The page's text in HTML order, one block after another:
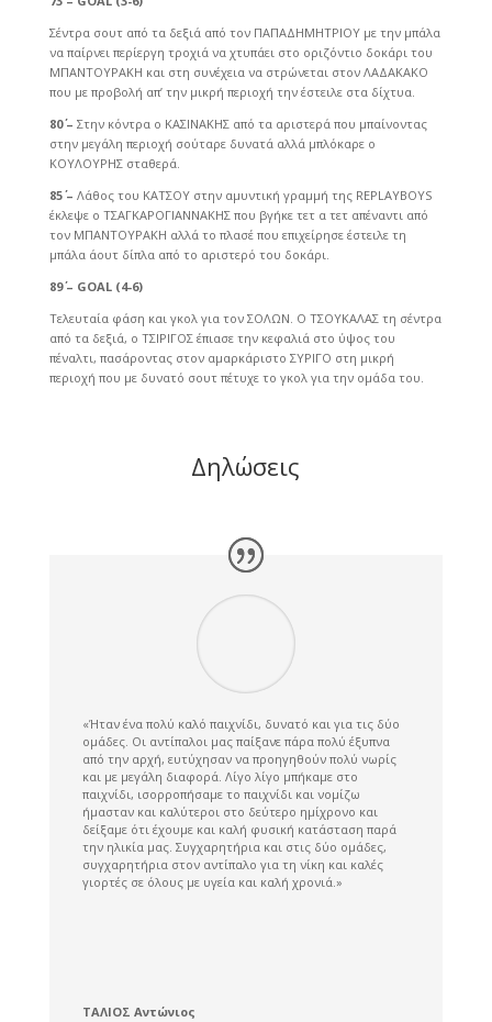
Σέντρα σουτ από τα δεξιά από τον ΠΑΠΑΔΗΜΗΤΡΙΟΥ με την μπάλα
να παίρνει περίεργη τροχιά να χτυπάει στο οριζόντιο δοκάρι του
ΜΠΑΝΤΟΥΡΑΚΗ και στη συνέχεια να στρώνεται στον ΛΑΔΑΚΑΚΟ
που με προβολή απ’ την μικρή περιοχή την έστειλε στα δίχτυα.
80΄ – Στην κόντρα ο ΚΑΣΙΝΑΚΗΣ από τα αριστερά που μπαίνοντας
στην μεγάλη περιοχή σούταρε δυνατά αλλά μπλόκαρε ο
ΚΟΥΛΟΥΡΗΣ σταθερά.
85΄ – Λάθος του ΚΑΤΣΟΥ στην αμυντική γραμμή της REPLAYBOYS
έκλεψε ο ΤΣΑΓΚΑΡΟΓΙΑΝΝΑΚΗΣ που βγήκε τετ α τετ απέναντι από
τον ΜΠΑΝΤΟΥΡΑΚΗ αλλά το πλασέ που επιχείρησε έστειλε τη
μπάλα άουτ δίπλα από το αριστερό του δοκάρι.
89΄ – GOAL (4-6)
Τελευταία φάση και γκολ για τον ΣΟΛΩΝ. Ο ΤΣΟΥΚΑΛΑΣ τη σέντρα
από τα δεξιά, ο ΤΣΙΡΙΓΟΣ έπιασε την κεφαλιά στο ύψος του
πέναλτι, πασάροντας στον αμαρκάριστο ΣΥΡΙΓΟ στη μικρή
περιοχή που με δυνατό σουτ πέτυχε το γκολ για την ομάδα του.
Δηλώσεις
«Ήταν ένα πολύ καλό παιχνίδι, δυνατό και για τις δύο
ομάδες. Οι αντίπαλοι μας παίξανε πάρα πολύ έξυπνα
από την αρχή, ευτύχησαν να προηγηθούν πολύ νωρίς
και με μεγάλη διαφορά. Λίγο λίγο μπήκαμε στο
παιχνίδι, ισορροπήσαμε το παιχνίδι και νομίζω
ήμασταν και καλύτεροι στο δεύτερο ημίχρονο και
δείξαμε ότι έχουμε και καλή φυσική κατάσταση παρά
την ηλικία μας. Συγχαρητήρια και στις δύο ομάδες,
συγχαρητήρια στον αντίπαλο για τη νίκη και καλές
γιορτές σε όλους με υγεία και καλή χρονιά.»
ΤΑΛΙΟΣ Αντώνιος